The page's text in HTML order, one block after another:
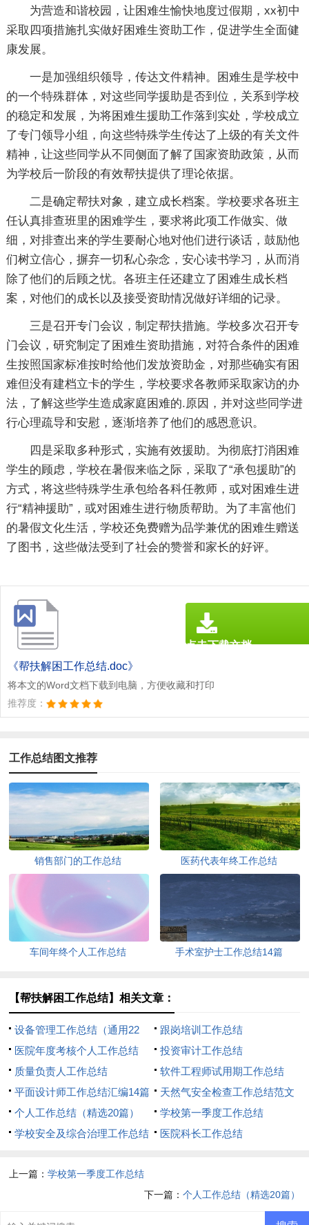
为营造和谐校园，让困难生愉快地度过假期，xx初中
采取四项措施扎实做好困难生资助工作，促进学生全面健
康发展。
一是加强组织领导，传达文件精神。困难生是学校中
的一个特殊群体，对这些同学援助是否到位，关系到学校
的稳定和发展，为将困难生援助工作落到实处，学校成立
了专门领导小组，向这些特殊学生传达了上级的有关文件
精神，让这些同学从不同侧面了解了国家资助政策，从而
为学校后一阶段的有效帮扶提供了理论依据。
二是确定帮扶对象，建立成长档案。学校要求各班主
任认真排查班里的困难学生，要求将此项工作做实、做
细，对排查出来的学生要耐心地对他们进行谈话，鼓励他
们树立信心，摒弃一切私心杂念，安心读书学习，从而消
除了他们的后顾之忧。各班主任还建立了困难生成长档
案，对他们的成长以及接受资助情况做好详细的记录。
三是召开专门会议，制定帮扶措施。学校多次召开专
门会议，研究制定了困难生资助措施，对符合条件的困难
生按照国家标准按时给他们发放资助金，对那些确实有困
难但没有建档立卡的学生，学校要求各教师采取家访的办
法，了解这些学生造成家庭困难的.原因，并对这些同学进
行心理疏导和安慰，逐渐培养了他们的感恩意识。
四是采取多种形式，实施有效援助。为彻底打消困难
学生的顾虑，学校在暑假来临之际，采取了“承包援助”的
方式，将这些特殊学生承包给各科任教师，或对困难生进
行“精神援助”，或对困难生进行物质帮助。为了丰富他们
的暑假文化生活，学校还免费赠为品学兼优的困难生赠送
了图书，这些做法受到了社会的赞誉和家长的好评。
《帮扶解困工作总结.doc》
将本文的Word文档下载到电脑，方便收藏和打印
推荐度：
点击下载文档
工作总结图文推荐
销售部门的工作总结 医药代表年终工作总结
车间年终个人工作总结 手术室护士工作总结14篇
【帮扶解困工作总结】相关文章：
设备管理工作总结（通用22
篇）
跟岗培训工作总结
医院年度考核个人工作总结
投资审计工作总结
质量负责人工作总结
软件工程师试用期工作总结
平面设计师工作总结汇编14篇
天然气安全检查工作总结范文
（通用11篇）
个人工作总结（精选20篇）
学校第一季度工作总结
学校安全及综合治理工作总结
医院科长工作总结
上一篇：学校第一季度工作总结
下一篇： 个人工作总结（精选20篇）